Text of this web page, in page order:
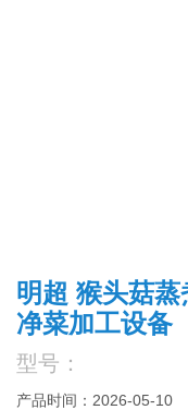
明超 猴头菇
净菜加工设备
型号：
产品时间：2026-05-10